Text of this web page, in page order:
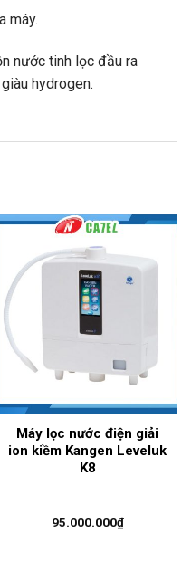
máy.
nước tinh lọc đầu ra
hydrogen.
Máy lọc nước điện giải
ion kiềm Kangen Leveluk
K8
95.000.000₫